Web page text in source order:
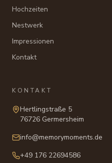
Hochzeiten
Nestwerk
Impressionen
Kontakt
KONTAKT
Hertlingstraße 5
76726 Germersheim
info@memorymoments.de
+49 176 22694586